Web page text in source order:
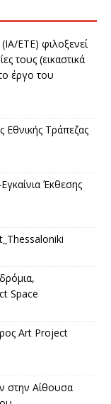
ΕΤΕ) φιλοξενεί
τους (εικαστικά
έργο του
Εθνικής Τράπεζας
Έκθεσης
Space
Art Project
στην Αίθουσα